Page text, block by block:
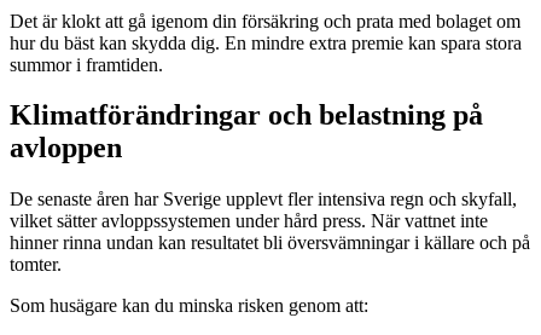
Det är klokt att gå igenom din försäkring och prata med bolaget om
hur du bäst kan skydda dig. En mindre extra premie kan spara stora
summor i framtiden.
Klimatförändringar och belastning på
avloppen
De senaste åren har Sverige upplevt fler intensiva regn och skyfall,
vilket sätter avloppssystemen under hård press. När vattnet inte
hinner rinna undan kan resultatet bli översvämningar i källare och på
tomter.
Som husägare kan du minska risken genom att: